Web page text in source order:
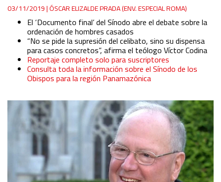
03/11/2019|ÓSCAR ELIZALDE PRADA (ENV. ESPECIAL ROMA)
El ‘Documento final’ del Sínodo abre el debate sobre la
ordenación de hombres casados
“No se pide la supresión del celibato, sino su dispensa
para casos concretos”, afirma el teólogo Víctor Codina
Reportaje completo solo para suscriptores
Consulta toda la información sobre el Sínodo de los
Obispos para la región Panamazónica